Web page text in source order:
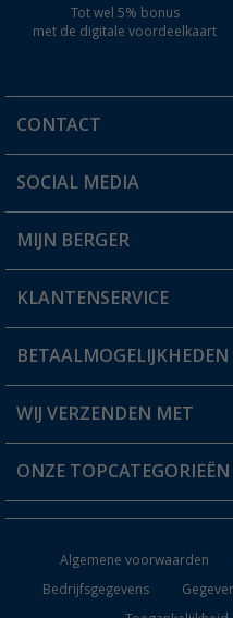
Tot wel 5% bonus
met de digitale voordeelkaart
CONTACT
Een vraag?
Winkel vinden
SOCIAL MEDIA
MIJN BERGER
Mijn account
Status bestelling
Verlanglijstje
KLANTENSERVICE
FAQ & Contact
Verzendinformatie
Catalogus
BETAALMOGELIJKHEDEN
WIJ VERZENDEN MET
ONZE TOPCATEGORIEËN
Keukenaccessoires
Algemene voorwaarden
Bedrijfsgegevens